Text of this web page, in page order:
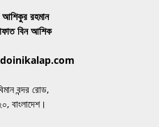
আশিকুর রহমান
বিন আশিক
বন্দর রোড,
বাংলাদেশ।